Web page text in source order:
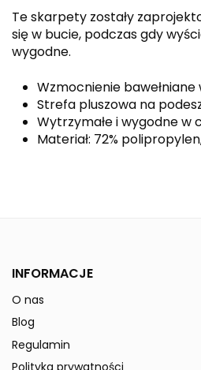
Te skarpety zostały
się w bucie, podczas gdy
wygodne.
Wzmocnienie
Strefa pluszowa na
Wytrzymałe i wygodne w
Materiał: 72%
Indeks
ean13
» Podmiot odpowiedzialny
INFORMACJE
O nas
Blog
Regulamin